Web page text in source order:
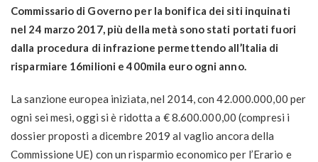
Commissario di Governo per la bonifica dei siti inquinati
nel 24 marzo 2017, più della metà sono stati portati fuori
dalla procedura di infrazione permettendo all’Italia di
risparmiare 16milioni e 400mila euro ogni anno.
La sanzione europea iniziata, nel 2014, con 42.000.000,00 per
ogni sei mesi, oggi si è ridotta a € 8.600.000,00 (compresi i
dossier proposti a dicembre 2019 al vaglio ancora della
Commissione UE) con un risparmio economico per l’Erario e